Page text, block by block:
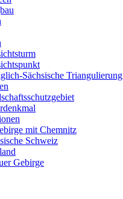
Sächsische Triangulierung
mit Chemnitz
Schweiz
Gebirge